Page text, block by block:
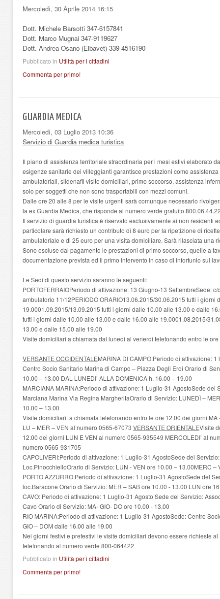
Mercoledì, 30 Aprile 2014 16:15
Dott. Michele Barsotti 347-6157841
Dott. Marco Mugnai 347-9119627
Dott. Andrea Osano (Elbavet) 339-4516190
Pubblicato in Utilità per i cittadini
Commenta per primo!
GUARDIA MEDICA
Mercoledì, 03 Luglio 2013 10:36
Servizio di Guardia medica turistica
Il piano di assistenza territoriale straordinaria per i mesi estivi elaborato
esigenze sanitarie dei villeggianti garantisce prestazioni come
ambulatoriali, sildenafil visite domiciliari, primo soccorso, assistenza
solo per soggetti che non sono trasportabili con mezzi comuni.
Dalle ore 20 alle 8 per le visite urgenti sarà comunque necessario
la ex Guardia Medica, che risponde al numero verde gratuito
Il servizio di guardia turistica è riservato esclusivamente ai non residenti
particolare sarà richiesto un contributo di 8 euro per la ripetizione di
ambulatoriale e di 25 euro per una visita domiciliare. Sarà rilasciata una
Sono escluse dal pagamento le prestazioni di primo soccorso, quelle a
documentazione prevista ed il primo intervento in caso di infortunio sul
Le Sedi di questo servizio saranno le seguenti:
PORTOFERRAIOPeriodo di attivazione: 13 Giugno-13 SettembreSede:
ambulatorio 11/12PERIODO ORARIO13.06.2015/30.06.2015 tutti i
19.0001.09.2015/13.09.2015 tutti i giorni dalle 10.00 alle 13.00 e dalle
tutti i giorni dalle 10.00 alle 13.00 e dalle 16.00 alle 19.0001.08.2015/
13.00 e dalle 15.00 alle 19.00
Visite domiciliari a chiamata dal lunedì al venerdì telefonando entro le
VERSANTE OCCIDENTALEMARINA DI CAMPO:Periodo di attivazione:
Centro Socio Sanitario Marina di Campo – Piazza Degli Eroi Orario di
10.00 – 13.00 DAL LUNEDI’ ALLA DOMENICA h. 16.00 – 19.00
MARCIANA MARINA:Periodo di attivazione: 1 Luglio-31 AgostoSede del
Marciana Marina Via Regina MargheritaOrario di Servizio: LUNEDÌ –
10.00 – 13.00
Visite domiciliari: a chiamata telefonando entro le ore 12.00 dei giorni
LU – MER – VEN al numero 0565-67073 VERSANTE ORIENTALEVisite
12.00 dei giorni LUN E VEN al numero 0565-935549 MERCOLEDI’ al
numero 0565-931705
CAPOLIVERI:Periodo di attivazione: 1 Luglio-31 AgostoSede del
Loc.PinocchielloOrario di Servizio: LUN - VEN ore 10.00 – 13.00MERC –
PORTO AZZURRO:Periodo di attivazione: 1 Luglio-31 AgostoSede del
loc.Baracone Orario di Servizio: MER – SAB ore 10.00 - 13.00 LUN ore
CAVO: Periodo di attivazione: 1 Luglio-31 Agosto Sede del Servizio:
Cavo Orario di Servizio: MA- GIO- DO ore 10.00 - 13.00
RIO MARINA:Periodo di attivazione: 1 Luglio-31 AgostoSede: Centro
GIO – DOM dalle 16.00 alle 19.00
Nei giorni festivi e prefestivi le visite domiciliari devono essere richieste
telefonando al numero verde 800-064422
Pubblicato in Utilità per i cittadini
Commenta per primo!